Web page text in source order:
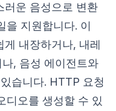
러운 음성으로 변환
을 지원합니다. 이
내장하거나, 내레
, 음성 에이전트와
습니다. HTTP 요청
디오를 생성할 수 있